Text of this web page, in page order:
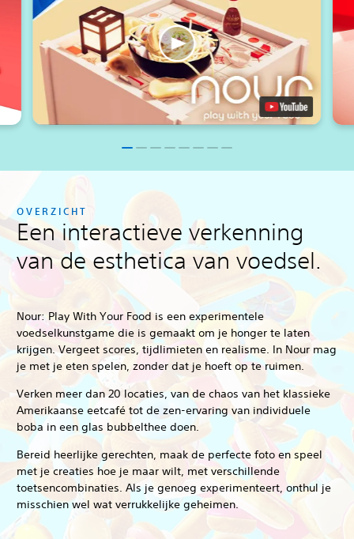
OVERZICHT
Een interactieve verkenning
van de esthetica van voedsel.
Nour: Play With Your Food is een experimentele
voedselkunstgame die is gemaakt om je honger te laten
krijgen. Vergeet scores, tijdlimieten en realisme. In Nour mag
je met je eten spelen, zonder dat je hoeft op te ruimen.
Verken meer dan 20 locaties, van de chaos van het klassieke
Amerikaanse eetcafé tot de zen-ervaring van individuele
boba in een glas bubbelthee doen.
Bereid heerlijke gerechten, maak de perfecte foto en speel
met je creaties hoe je maar wilt, met verschillende
toetsencombinaties. Als je genoeg experimenteert, onthul je
misschien wel wat verrukkelijke geheimen.